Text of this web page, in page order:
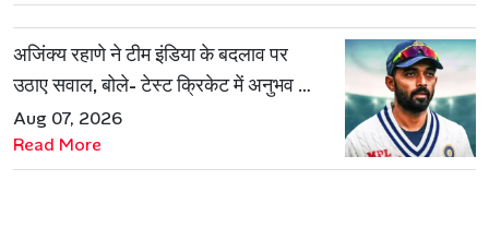
अजिंक्य रहाणे ने टीम इंडिया के बदलाव पर
उठाए सवाल, बोले- टेस्ट क्रिकेट में अनुभव की
जरूरत हमेशा रहेगी
Aug 07, 2026
Read More